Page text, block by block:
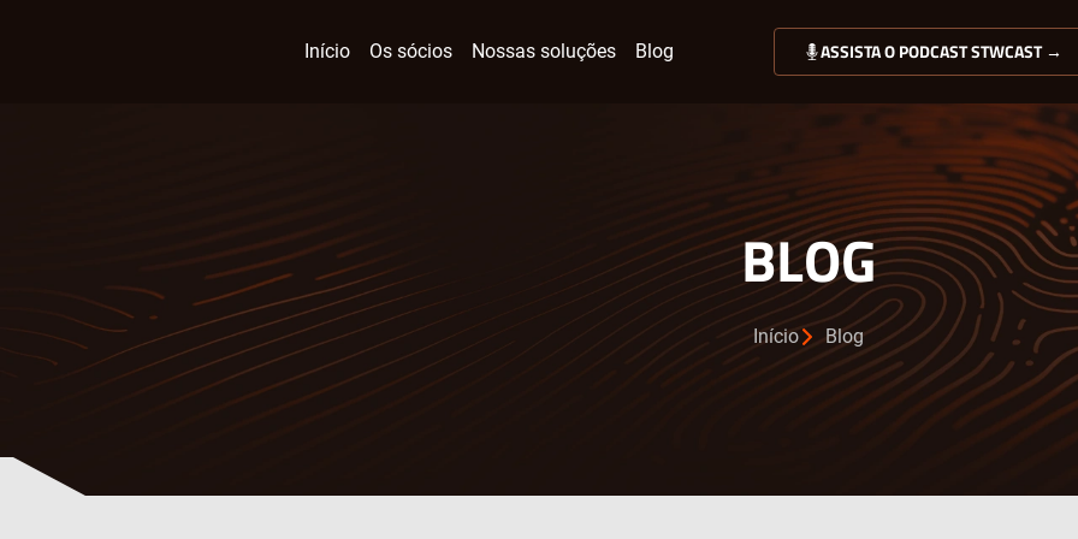
Início Os sócios Nossas soluções Blog ASSISTA O PODCAST STWCAST →
BLOG
Início Blog